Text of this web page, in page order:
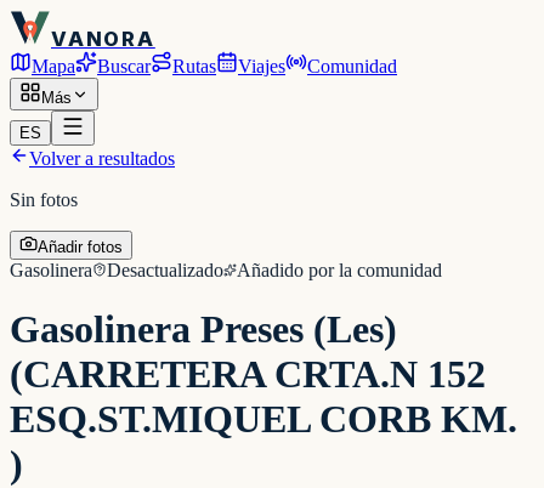
VANORA
Mapa Buscar Rutas Viajes Comunidad
Más
ES
Volver a resultados
Sin fotos
Añadir fotos
Gasolinera Desactualizado Añadido por la comunidad
Gasolinera Preses (Les)
(CARRETERA CRTA.N 152
ESQ.ST.MIQUEL CORB KM.
)